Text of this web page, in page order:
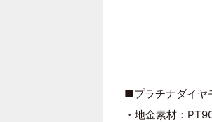
■プラチナダイヤ
・地金素材：